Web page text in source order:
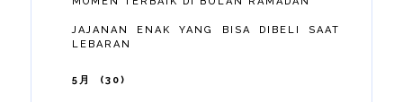
JAJANAN ENAK YANG BISA DIBELI SAAT
LEBARAN
5月 30